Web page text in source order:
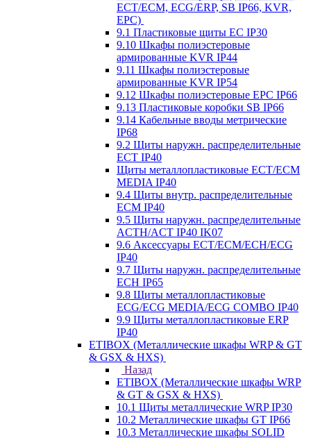
ECT/ECM, ECG/ERP, SB IP66, KVR,
EPC)
9.1 Пластиковые щиты EC IP30
9.10 Шкафы полиэстеровые
армированные KVR IP44
9.11 Шкафы полиэстеровые
армированные KVR IP54
9.12 Шкафы полиэстеровые EPC IP66
9.13 Пластиковые коробки SB IP66
9.14 Кабельные вводы метрические
IP68
9.2 Щиты наружн. распределительные
ECT IP40
Щиты металлопластиковые ECT/ECM
MEDIA IP40
9.4 Щиты внутр. распределительные
ECМ IP40
9.5 Щиты наружн. распределительные
ACTH/ACT IP40 IK07
9.6 Аксессуары ECT/ECM/ECH/ECG
IP40
9.7 Щиты наружн. распределительные
ECH IP65
9.8 Щиты металлопластиковые
ECG/ECG MEDIA/ECG COMBO IP40
9.9 Щиты металлопластиковые ERP
IP40
ETIBOX (Металлические шкафы WRP & GT
& GSX & HXS)
Назад
ETIBOX (Металлические шкафы WRP
& GT & GSX & HXS)
10.1 Щиты металлические WRP IP30
10.2 Металлические шкафы GT IP66
10.3 Металлические шкафы SOLID